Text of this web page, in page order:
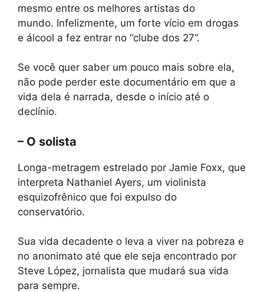
mesmo entre os melhores artistas do
mundo. Infelizmente, um forte vício em drogas
e álcool a fez entrar no “clube dos 27”.
Se você quer saber um pouco mais sobre ela,
não pode perder este documentário em que a
vida dela é narrada, desde o início até o
declínio.
– O solista
Longa-metragem estrelado por Jamie Foxx, que
interpreta Nathaniel Ayers, um violinista
esquizofrênico que foi expulso do
conservatório.
Sua vida decadente o leva a viver na pobreza e
no anonimato até que ele seja encontrado por
Steve López, jornalista que mudará sua vida
para sempre.